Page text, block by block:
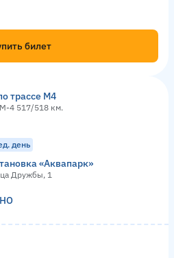
билет
трассе М4
4 517/518 км.
день
«Аквапарк»
Дружбы, 1